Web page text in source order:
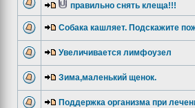
правильно снять клеща!!!
Собака кашляет. Подскажите
Увеличивается лимфоузел
Зима,маленький щенок.
Поддержка организма при